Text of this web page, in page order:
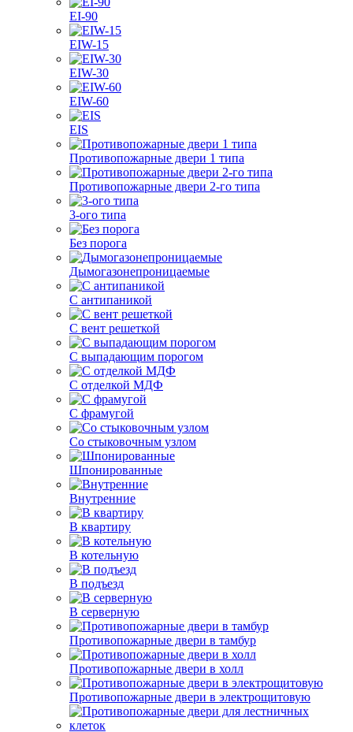
EI-90
EIW-15
EIW-30
EIW-60
EIS
Противопожарные двери 1 типа
Противопожарные двери 2-го типа
3-ого типа
Без порога
Дымогазонепроницаемые
С антипаникой
С вент решеткой
С выпадающим порогом
С отделкой МДФ
С фрамугой
Со стыковочным узлом
Шпонированные
Внутренние
В квартиру
В котельную
В подъезд
В серверную
Противопожарные двери в тамбур
Противопожарные двери в холл
Противопожарные двери в электрощитовую